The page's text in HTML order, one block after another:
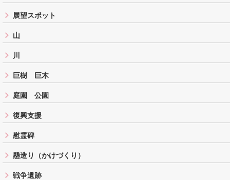
展望スポット
山
川
巨樹 巨木
庭園 公園
復興支援
慰霊碑
懸造り（かけづくり）
戦争遺跡